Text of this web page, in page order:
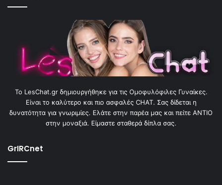
To LesChat.gr δημιουργήθηκε για τις Ομοφυλόφιλες Γυναίκες.
Είναι το καλύτερο και πιο ασφαλές CHAT. Σας δίδεται η
δυνατότητα για γνωριμίες. Ελάτε στην παρέα μας και πείτε ΑΝΤΙΟ
στην μοναξιά. Είμαστε σταθερά δίπλα σας.
GrIRCnet